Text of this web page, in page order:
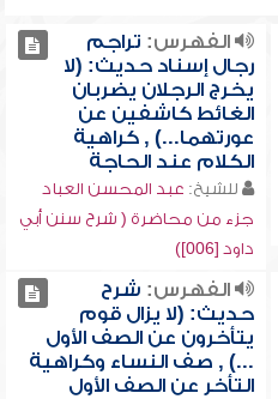
الفهرس: تراجم
رجال إسناد حديث: (لا
يخرج الرجلان يضربان
الغائط كاشفين عن
عورتهما...) , كراهية
الكلام عند الحاجة
للشيخ: عبد المحسن العباد
جزء من محاضرة ( شرح سنن أبي
داود [006])
الفهرس: شرح
حديث: (لا يزال قوم
يتأخرون عن الصف الأول
...) , صف النساء وكراهية
التأخر عن الصف الأول